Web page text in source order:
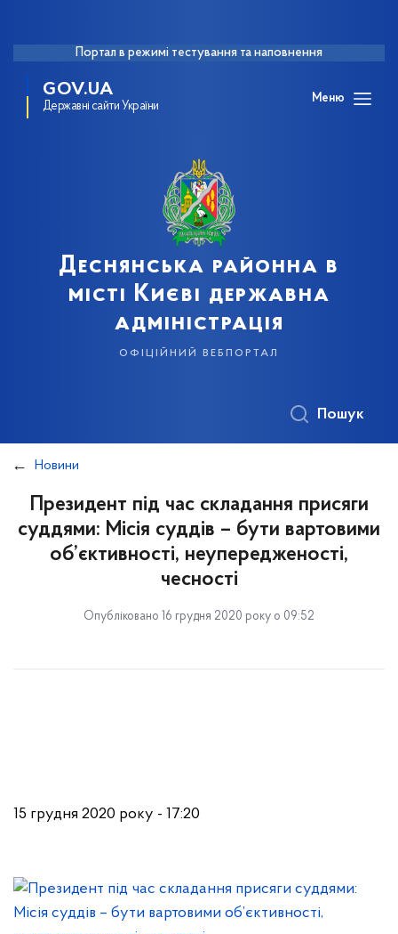
Портал в режимі тестування та наповнення
GOV.UA
Державні сайти України
Меню
Деснянська районна в
місті Києві державна
адміністрація
офіційний вебпортал
Пошук
Новини
Президент під час складання присяги
суддями: Місія суддів – бути вартовими
об’єктивності, неупередженості,
чесності
Опубліковано 16 грудня 2020 року о 09:52
15 грудня 2020 року - 17:20